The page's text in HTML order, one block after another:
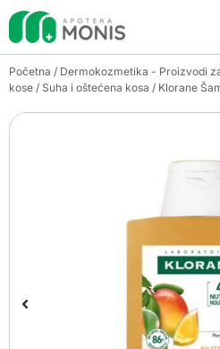
Početna / Dermokozmetika - Proizvodi
kose / Suha i oštećena kosa / Klorane